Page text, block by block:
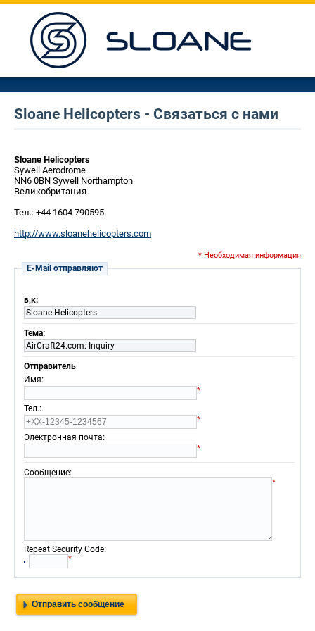
Sloane Helicopters - Связаться с нами
Sloane Helicopters
Sywell Aerodrome
NN6 0BN Sywell Northampton
Великобритания
Тел.: +44 1604 790595
http://www.sloanehelicopters.com
* Необходимая информация
E-Mail отправляют
в,к:
Sloane Helicopters
Тема:
AirCraft24.com: Inquiry
Отправитель
Имя:
*
Тел.:
*
Электронная почта:
*
Сообщение:
*
Repeat Security Code:
*